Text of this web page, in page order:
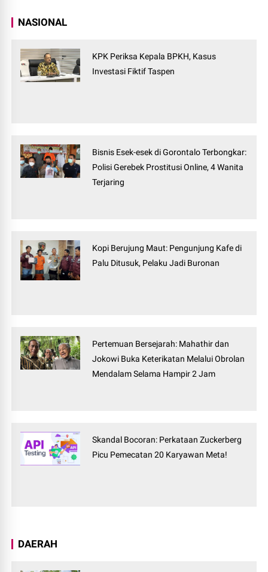
NASIONAL
KPK Periksa Kepala BPKH, Kasus
Investasi Fiktif Taspen
Bisnis Esek-esek di Gorontalo Terbongkar:
Polisi Gerebek Prostitusi Online, 4 Wanita
Terjaring
Kopi Berujung Maut: Pengunjung Kafe di
Palu Ditusuk, Pelaku Jadi Buronan
Pertemuan Bersejarah: Mahathir dan
Jokowi Buka Keterikatan Melalui Obrolan
Mendalam Selama Hampir 2 Jam
Skandal Bocoran: Perkataan Zuckerberg
Picu Pemecatan 20 Karyawan Meta!
DAERAH